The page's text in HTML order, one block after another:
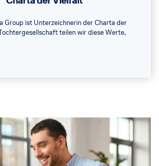
Group ist Unterzeichnerin der Charta der
teilen wir diese Werte.